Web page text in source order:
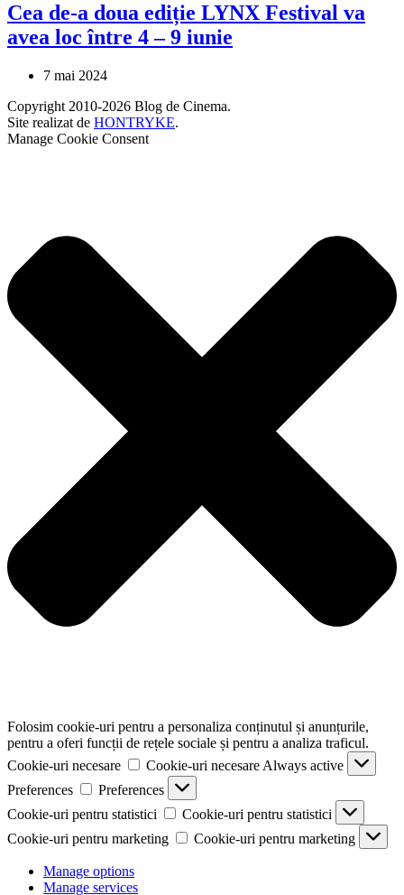
Cea de-a doua ediție LYNX Festival va
avea loc între 4 – 9 iunie
7 mai 2024
Copyright 2010-2026 Blog de Cinema.
Site realizat de HONTRYKE.
Manage Cookie Consent
Folosim cookie-uri pentru a personaliza conținutul și anunțurile,
pentru a oferi funcții de rețele sociale și pentru a analiza traficul.
Cookie-uri necesare
Cookie-uri necesare Always active
Preferences
Preferences
Cookie-uri pentru statistici
Cookie-uri pentru statistici
Cookie-uri pentru marketing
Cookie-uri pentru marketing
Manage options
Manage services